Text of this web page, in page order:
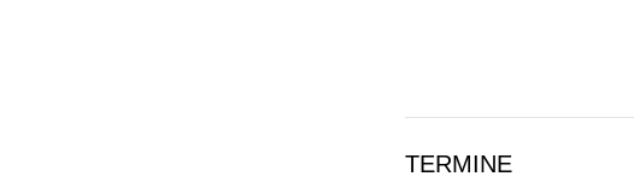
TERMINE